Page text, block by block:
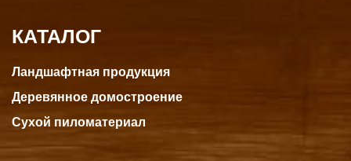
КАТАЛОГ
Ландшафтная продукция
Деревянное домостроение
Сухой пиломатериал